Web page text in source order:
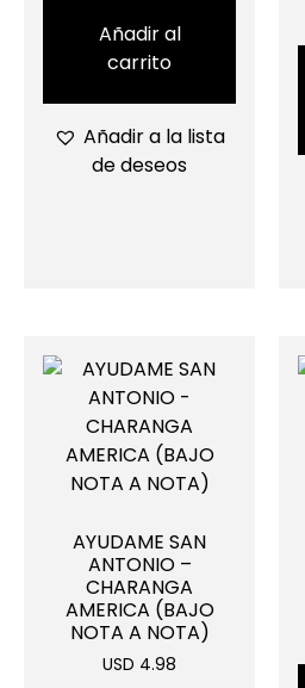
Añadir al
carrito
Añadir a la lista
de deseos
AYUDAME SAN
ANTONIO –
CHARANGA
AMERICA (BAJO
NOTA A NOTA)
USD 4.98